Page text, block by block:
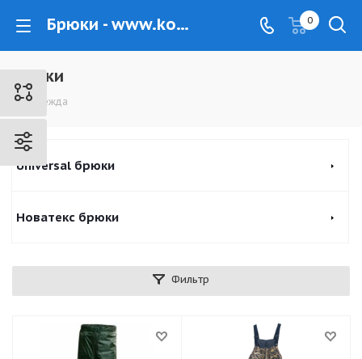
Брюки - www.kovrovec.ru 0
Брюки
Одежда
Universal брюки
Новатекс брюки
Фильтр